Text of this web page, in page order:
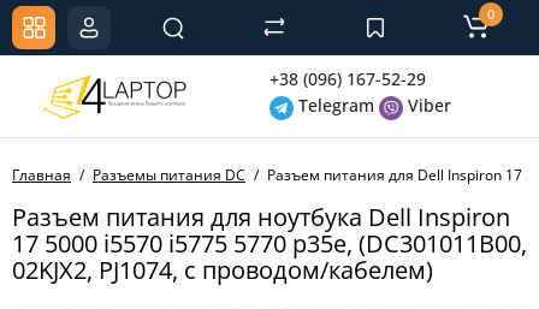
+38 (096) 167-52-29
Telegram
Viber
0
Главная Разъемы питания DC Разъем питания для Dell Inspiron 17
Разъем питания для ноутбука Dell Inspiron
17 5000 i5570 i5775 5770 p35e, (DC301011B00,
02KJX2, PJ1074, с проводом/кабелем)